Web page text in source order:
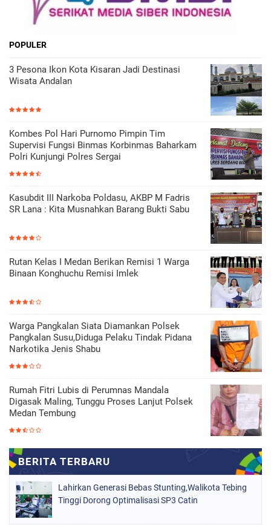
POPULER
3 Pesona Ikon Kota Kisaran Jadi Destinasi
Wisata Andalan
Kombes Pol Hari Purnomo Pimpin Tim
Supervisi Fungsi Binmas Korbinmas Baharkam
Polri Kunjungi Polres Sergai
Kasubdit III Narkoba Poldasu, AKBP M Fadris
SR Lana : Kita Musnahkan Barang Bukti Sabu
Rutan Kelas I Medan Berikan Remisi 1 Warga
Binaan Konghuchu Remisi Imlek
Warga Pangkalan Siata Diamankan Polsek
Pangkalan Susu,Diduga Pelaku Tindak Pidana
Narkotika Jenis Shabu
Rumah Fitri Lubis di Perumnas Mandala
Digasak Maling, Tunggu Proses Lanjut Polsek
Medan Tembung
Lahirkan Generasi Bebas Stunting,Walikota Tebing
Tinggi Dorong Optimalisasi SP3 Catin